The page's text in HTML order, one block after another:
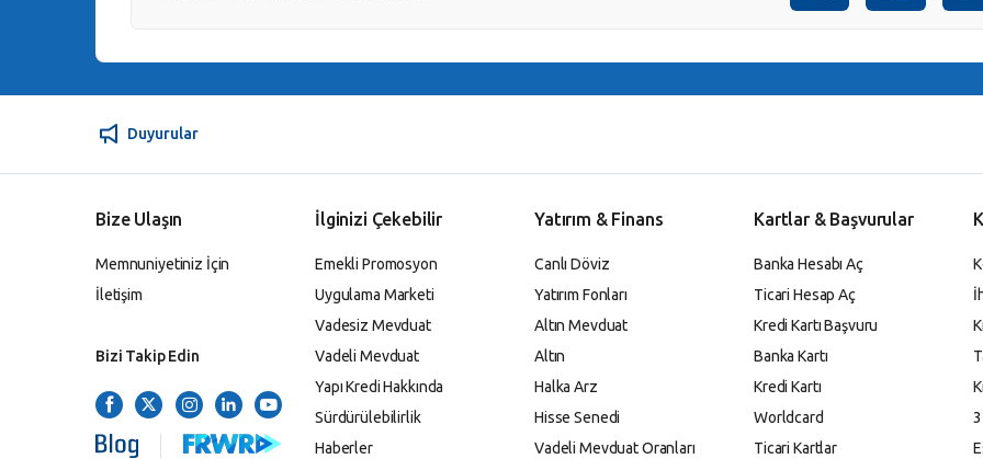
Duyurular
Bize Ulaşın
Memnuniyetiniz İçin
İletişim
Bizi Takip Edin
İlginizi Çekebilir
Emekli Promosyon
Uygulama Marketi
Vadesiz Mevduat
Vadeli Mevduat
Yapı Kredi Hakkında
Sürdürülebilirlik
Haberler
Yatırım & Finans
Canlı Döviz
Yatırım Fonları
Altın Mevduat
Altın
Halka Arz
Hisse Senedi
Vadeli Mevduat Oranları
Kartlar & Başvurular
Banka Hesabı Aç
Ticari Hesap Aç
Kredi Kartı Başvuru
Banka Kartı
Kredi Kartı
Worldcard
Ticari Kartlar